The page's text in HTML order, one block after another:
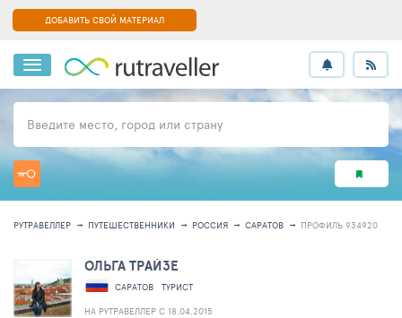
ДОБАВИТЬ СВОЙ МАТЕРИАЛ
Введите место, город или страну
РУТРАВЕЛЛЕР ПУТЕШЕСТВЕННИКИ РОССИЯ САРАТОВ ПРОФИЛЬ 934920
ОЛЬГА ТРАЙЗЕ
САРАТОВ
ТУРИСТ
НА РУТРАВЕЛЛЕР C 18.04.2015